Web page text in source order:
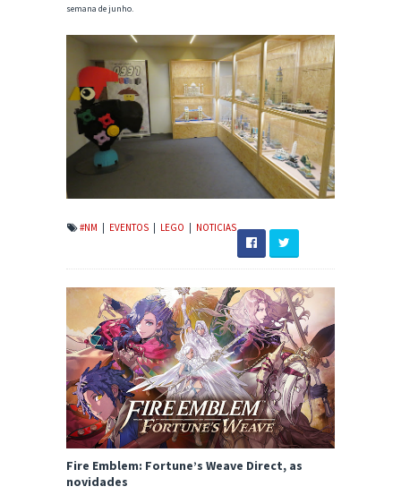
semana de junho.
#NM EVENTOS LEGO NOTICIAS
Fire Emblem: Fortune’s Weave Direct, as
novidades